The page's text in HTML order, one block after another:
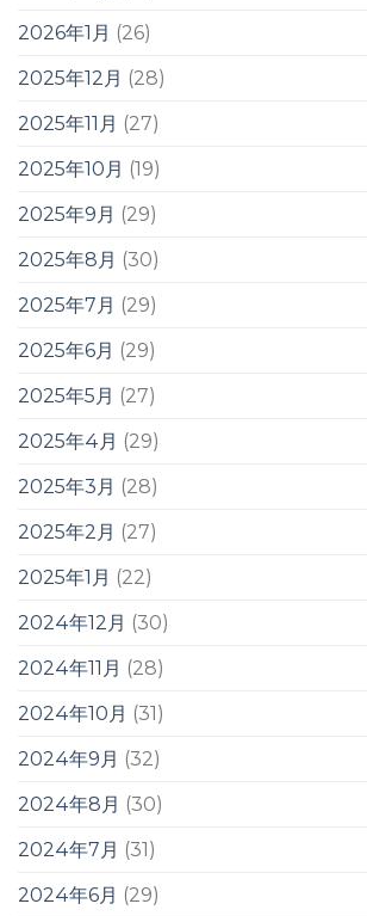
2026年1月 (26)
2025年12月 (28)
2025年11月 (27)
2025年10月 (19)
2025年9月 (29)
2025年8月 (30)
2025年7月 (29)
2025年6月 (29)
2025年5月 (27)
2025年4月 (29)
2025年3月 (28)
2025年2月 (27)
2025年1月 (22)
2024年12月 (30)
2024年11月 (28)
2024年10月 (31)
2024年9月 (32)
2024年8月 (30)
2024年7月 (31)
2024年6月 (29)